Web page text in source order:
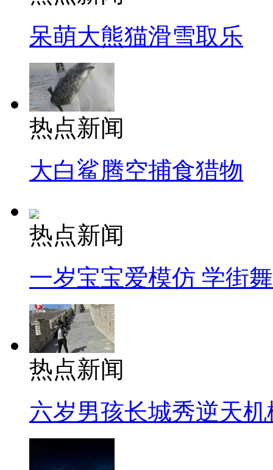
呆萌大熊猫滑雪取乐
热点新闻
大白鲨腾空捕食猎物
热点新闻
一岁宝宝爱模仿 学街
热点新闻
六岁男孩长城秀逆天机